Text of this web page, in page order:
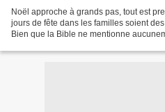
Noël approche à grands pas, tout est
jours de fête dans les familles soient
Bien que la Bible ne mentionne